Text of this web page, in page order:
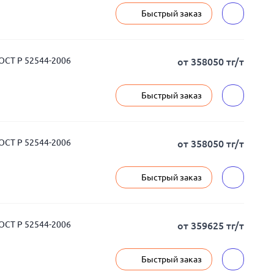
Быстрый заказ
Р 52544-2006 от 358050 тг/т
Быстрый заказ
Р 52544-2006 от 358050 тг/т
Быстрый заказ
Р 52544-2006 от 359625 тг/т
Быстрый заказ